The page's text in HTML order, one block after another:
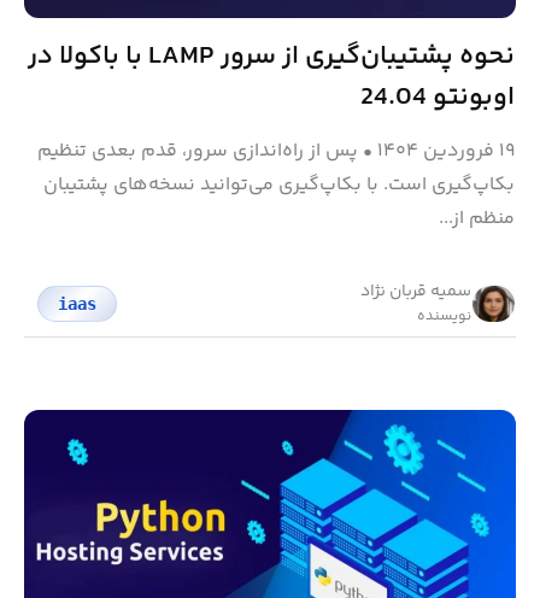
نحوه پشتیبان‌گیری از سرور LAMP با باکولا در
اوبونتو 24.04
۱۹ فروردین ۱۴۰۴ • پس از راه‌اندازی سرور، قدم بعدی تنظیم
بکاپ‌گیری است. با بکاپ‌گیری می‌توانید نسخه‌های پشتیبان
منظم از...
سمیه قربان نژاد
نویسنده
iaas